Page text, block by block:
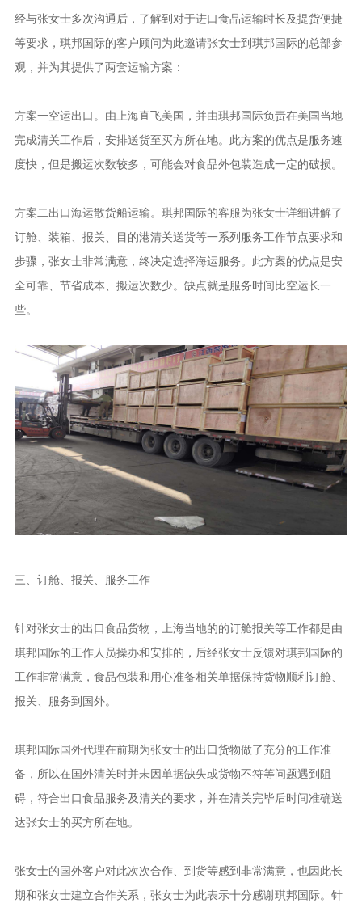
经与张女士多次沟通后，了解到对于进口食品运输时长及提货便捷
等要求，琪邦国际的客户顾问为此邀请张女士到琪邦国际的总部参
观，并为其提供了两套运输方案：
方案一空运出口。由上海直飞美国，并由琪邦国际负责在美国当地
完成清关工作后，安排送货至买方所在地。此方案的优点是服务速
度快，但是搬运次数较多，可能会对食品外包装造成一定的破损。
方案二出口海运散货船运输。琪邦国际的客服为张女士详细讲解了
订舱、装箱、报关、目的港清关送货等一系列服务工作节点要求和
步骤，张女士非常满意，终决定选择海运服务。此方案的优点是安
全可靠、节省成本、搬运次数少。缺点就是服务时间比空运长一
些。
三、订舱、报关、服务工作
针对张女士的出口食品货物，上海当地的的订舱报关等工作都是由
琪邦国际的工作人员操办和安排的，后经张女士反馈对琪邦国际的
工作非常满意，食品包装和用心准备相关单据保持货物顺利订舱、
报关、服务到国外。
琪邦国际国外代理在前期为张女士的出口货物做了充分的工作准
备，所以在国外清关时并未因单据缺失或货物不符等问题遇到阻
碍，符合出口食品服务及清关的要求，并在清关完毕后时间准确送
达张女士的买方所在地。
张女士的国外客户对此次次合作、到货等感到非常满意，也因此长
期和张女士建立合作关系，张女士为此表示十分感谢琪邦国际。针